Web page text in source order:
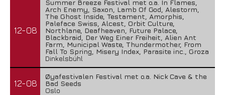
12-08
Summer Breeze Festival met o.a. In Flames,
Arch Enemy, Saxon, Lamb Of God, Alestorm,
The Ghost Inside, Testament, Amorphis,
Paleface Swiss, Alcest, Orbit Culture,
Northlane, Deafheaven, Future Palace,
Blackbraid, Der Weg Einer Freiheit, Alien Ant
Farm, Municipal Waste, Thundermother, From
Fall To Spring, Misery Index, Parasite inc., Groza
Dinkelsbühl
12-08
Øyafestivalen Festival met o.a. Nick Cave & the
Bad Seeds
Oslo